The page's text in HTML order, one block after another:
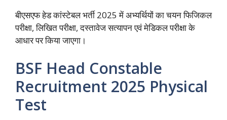
बीएसएफ हेड कांस्टेबल भर्ती 2025 में अभ्यर्थियों का चयन फिजिकल
परीक्षा, लिखित परीक्षा, दस्तावेज सत्यापन एवं मेडिकल परीक्षा के
आधार पर किया जाएगा।
BSF Head Constable
Recruitment 2025 Physical
Test